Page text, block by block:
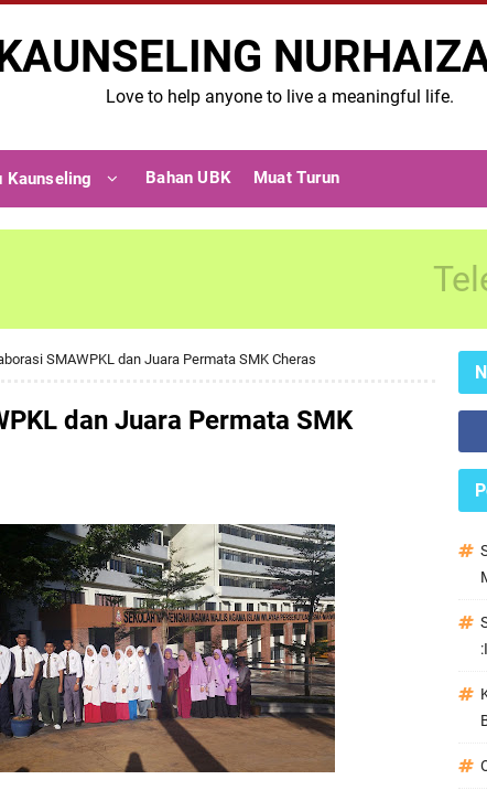
Love to help anyone to live a meaningful life.
Kaunseling Bahan UBK Muat Turun
SMAWPKL dan Juara Permata SMK Cheras
dan Juara Permata SMK